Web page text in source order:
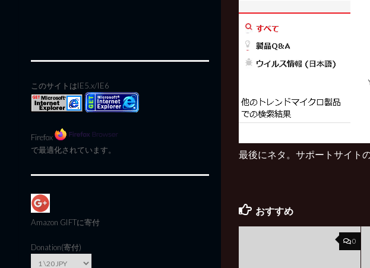
最後にネタ。サポートサイト
おすすめ
0
このサイトはIE5.x/IE6
Firefox
で最適化されています。
Amazon GIFTに寄付
Donation(寄付)